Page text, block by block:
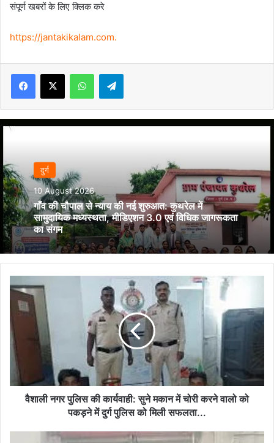
संपूर्ण खबरों के लिए क्लिक करे
https://jantakikalam.com.
Facebook
X WhatsAppTelegram
दुर्ग
10 August 2026
गाँव की चौपाल से न्याय की नई शुरुआत: कुथरेल में
सामुदायिक मध्यस्थता, मीडिएशन 3.0 एवं विधिक जागरूकता
का संगम
नगर
पुलिस
कार्यवाही:
सुने
चोरी
वैशाली नगर पुलिस की कार्यवाही: सुने मकान में चोरी करने वालो को
पकड़ने में दुर्ग पुलिस को मिली सफलता...